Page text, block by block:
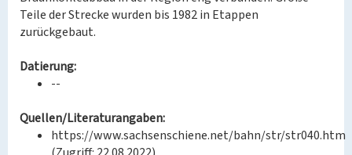
Teile der Strecke wurden bis 1982 in Etappen
zurückgebaut.
Datierung:
--
Quellen/Literaturangaben:
https://www.sachsenschiene.net/bahn/str/str040.htm